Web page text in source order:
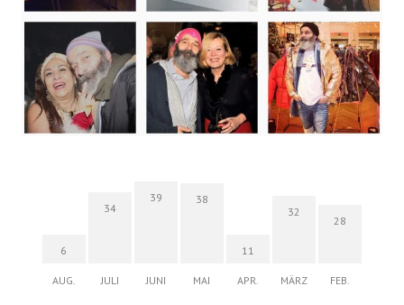
6
AUG.
34
JULI
39
JUNI
38
MAI
11
APR.
32
MÄRZ
28
FEB.